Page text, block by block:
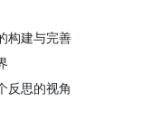
构建与完善
反思的视角